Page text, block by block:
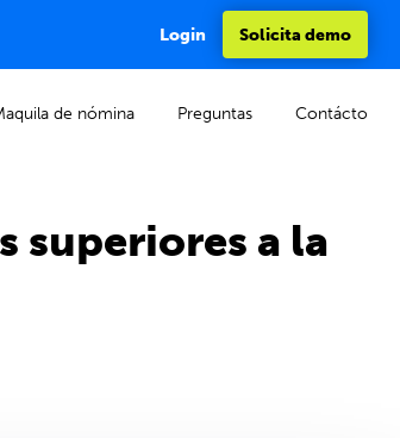
Login Solicita demo
de nómina Preguntas Contácto
superiores a la